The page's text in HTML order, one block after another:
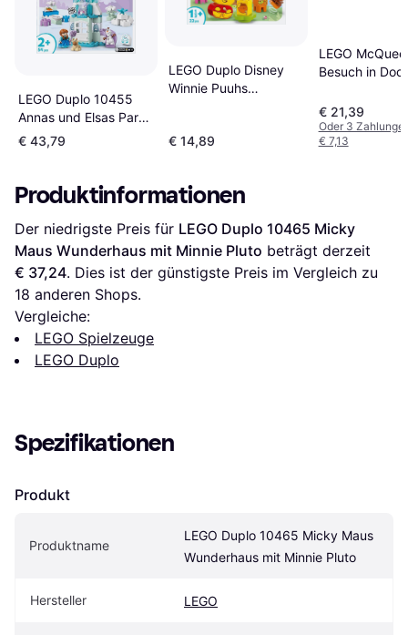
LEGO Duplo 10455
Annas und Elsas Party
im Eispalast
€ 43,79
LEGO Duplo Disney
Winnie Puuhs
€ 14,89
LEGO
Besuch in
€ 21,39
Oder 3
€ 7,13
Produktinformationen
Der niedrigste Preis für LEGO Duplo 10465 Micky
Maus Wunderhaus mit Minnie Pluto
€ 37,24
18 anderen Shops.
Vergleiche:
LEGO Spielzeuge
LEGO Duplo
Spezifikationen
Produkt
Produktname
LEGO Duplo 10465 Micky Maus
Wunderhaus mit Minnie Pluto
Hersteller LEGO